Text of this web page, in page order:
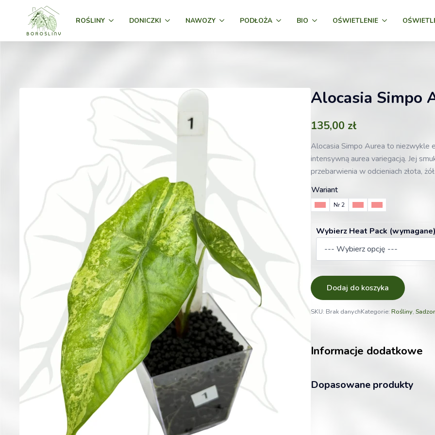
ROŚLINY DONICZKI NAWOZY PODŁOŻA BIO OŚWIETLENIE
Alocasia Simpo
135,00 zł
Alocasia Simpo Aurea to niezwykle
intensywną aurea variegacją. Jej
przebarwienia w odcieniach złota,
Wariant
Nr 2
Wybierz Heat Pack
Dodaj do koszyka
SKU: Brak danychKategorie: Rośliny,
Informacje dodatkowe
Dopasowane produkty